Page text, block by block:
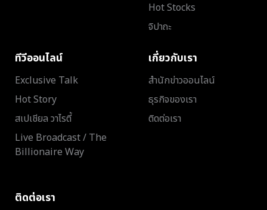
Hot Stocks
จิปาถะ
ทีวีออนไลน์
Exclusive Talk
Hot Story
สเปเชียล วาไรตี้
Live Broadcast / The
Billionaire Way
เกี่ยวกับเรา
สำนักข่าวออนไลน์
ธุรกิจของเรา
ติดต่อเรา
ติดต่อเรา